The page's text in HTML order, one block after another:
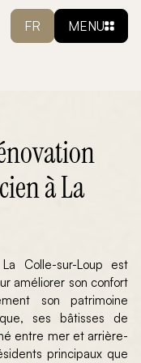
FR MENU
à La
Colle-sur-Loup est
améliorer son confort
son patrimoine
ses bâtisses de
entre mer et arrière-
principaux que